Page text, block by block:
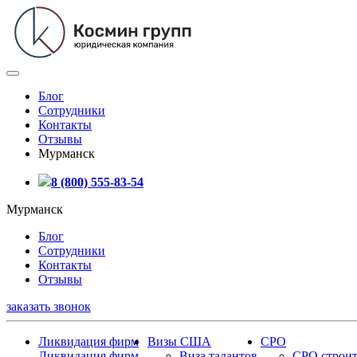
Блог
Сотрудники
Контакты
Отзывы
Мурманск
8 (800) 555-83-54
Мурманск
Блог
Сотрудники
Контакты
Отзывы
заказать звонок
Ликвидация фирм
Визы США
СРО